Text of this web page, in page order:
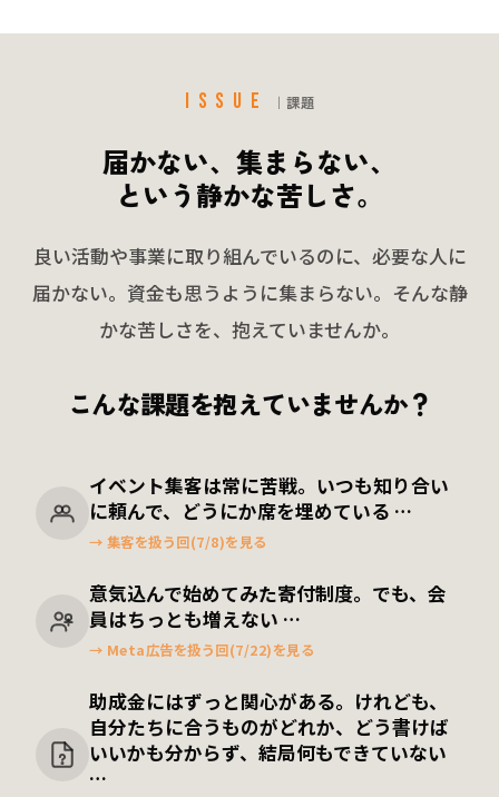
ISSUE ｜課題
届かない、集まらない、
という静かな苦しさ。
良い活動や事業に取り組んでいるのに、 必要な人に
届かない。資金も思うように集まらない。 そんな静
かな苦しさを、抱えていませんか。
こんな課題を抱えていませんか？
イベント集客は常に苦戦。 いつも知り合い
に頼んで、どうにか席を埋めている …
→ 集客を扱う回(7/8)を見る
意気込んで始めてみた寄付制度。でも、会
員はちっとも増えない …
→ Meta広告を扱う回(7/22)を見る
助成金にはずっと関心がある。 けれども、
自分たちに合うものがどれか、どう書けば
いいかも分からず、 結局何もできていない
…